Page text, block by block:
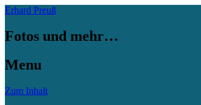
Erhard Preuß
Fotos und mehr…
Menu
Zum Inhalt